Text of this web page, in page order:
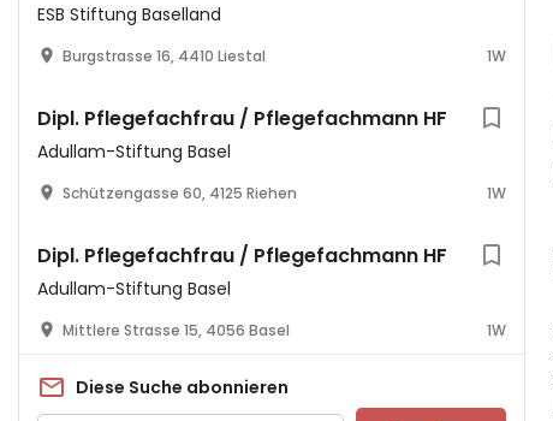
ESB Stiftung Baselland
Burgstrasse 16, 4410 Liestal 1W
Dipl. Pflegefachfrau / Pflegefachmann HF
Adullam-Stiftung Basel
Schützengasse 60, 4125 Riehen 1W
Dipl. Pflegefachfrau / Pflegefachmann HF
Adullam-Stiftung Basel
Mittlere Strasse 15, 4056 Basel 1W
Diese Suche abonnieren